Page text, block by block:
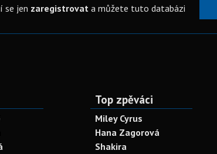
se jen zaregistrovata můžete tuto databázi
Top zpěváci
Miley Cyrus
Hana Zagorová
Shakira